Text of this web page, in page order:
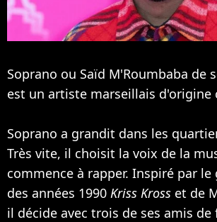
Soprano ou Saïd M'Roumbaba de
est un artiste marseillais d'origine
Soprano a grandit dans les
Très vite, il choisit la voix de la
commence à rapper. Inspiré par le
des années 1990 Kriss Kross et de
il décide avec trois de ses amis